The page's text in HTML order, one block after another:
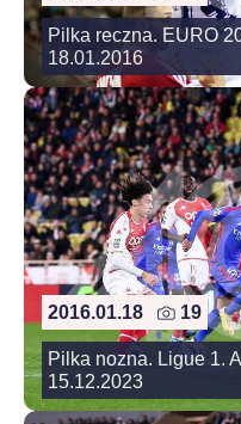
Pilka reczna. EURO
18.01.2016
2016.01.18 19
Pilka nozna. Ligue 1.
15.12.2023